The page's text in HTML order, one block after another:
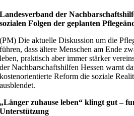
Landesverband der
sozialen Folgen der geplanten
(PM) Die aktuelle Diskussion um die
führen, dass ältere Menschen am Ende
leben, praktisch aber immer stärker
der Nachbarschaftshilfen Hessen warnt
kostenorientierte Reform die soziale
ausblendet.
„Länger zuhause leben“ klingt gut –
Unterstützung